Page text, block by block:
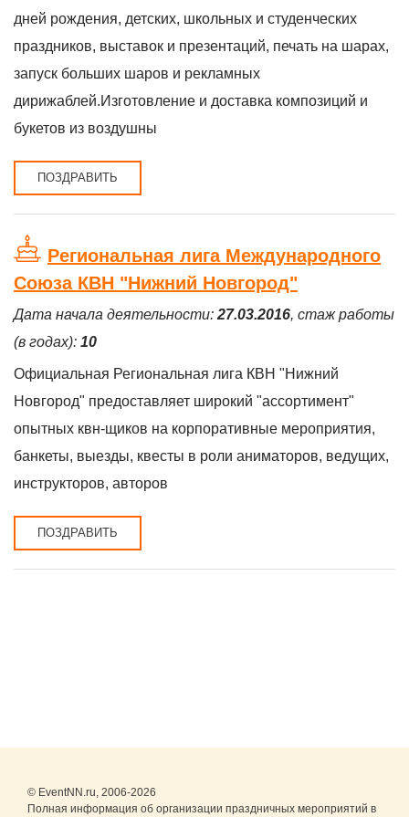
дней рождения, детских, школьных и студенческих
праздников, выставок и презентаций, печать на шарах,
запуск больших шаров и рекламных
дирижаблей.Изготовление и доставка композиций и
букетов из воздушны
ПОЗДРАВИТЬ
Региональная лига Международного
Союза КВН "Нижний Новгород"
Дата начала деятельности: 27.03.2016, стаж работы
(в годах): 10
Официальная Региональная лига КВН "Нижний
Новгород" предоставляет широкий "ассортимент"
опытных квн-щиков на корпоративные мероприятия,
банкеты, выезды, квесты в роли аниматоров, ведущих,
инструкторов, авторов
ПОЗДРАВИТЬ
© EventNN.ru, 2006-2026
Полная информация об организации праздничных мероприятий в